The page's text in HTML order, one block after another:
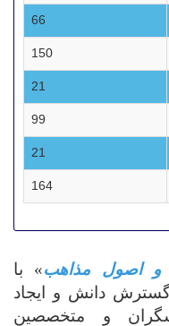
66
150
21
99
21
164
و اصول مذاهب» با
دانش و ایجاد
و متخصصین